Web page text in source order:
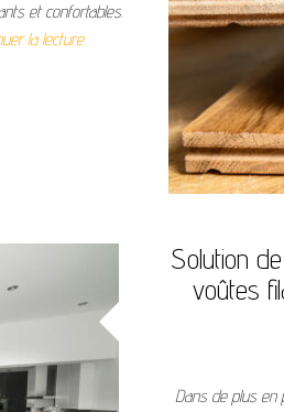
et confortables.
la lecture
Solution
voûtes
Dans de plus en